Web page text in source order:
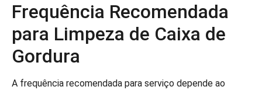
Frequência Recomendada
para Limpeza de Caixa de
Gordura
A frequência recomendada para serviço depende ao